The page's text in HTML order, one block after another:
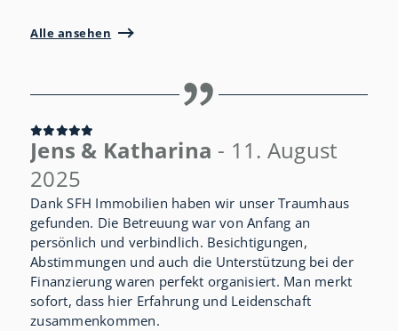
Alle ansehen
Jens & Katharina - 11. August
2025
Dank SFH Immobilien haben wir unser Traumhaus
gefunden. Die Betreuung war von Anfang an
persönlich und verbindlich. Besichtigungen,
Abstimmungen und auch die Unterstützung bei der
Finanzierung waren perfekt organisiert. Man merkt
sofort, dass hier Erfahrung und Leidenschaft
zusammenkommen.